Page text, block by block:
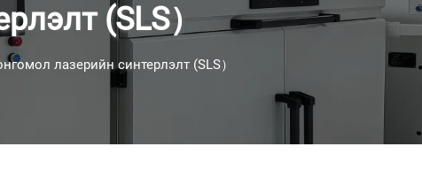
(SLS）
лазерийн синтерлэлт (SLS）